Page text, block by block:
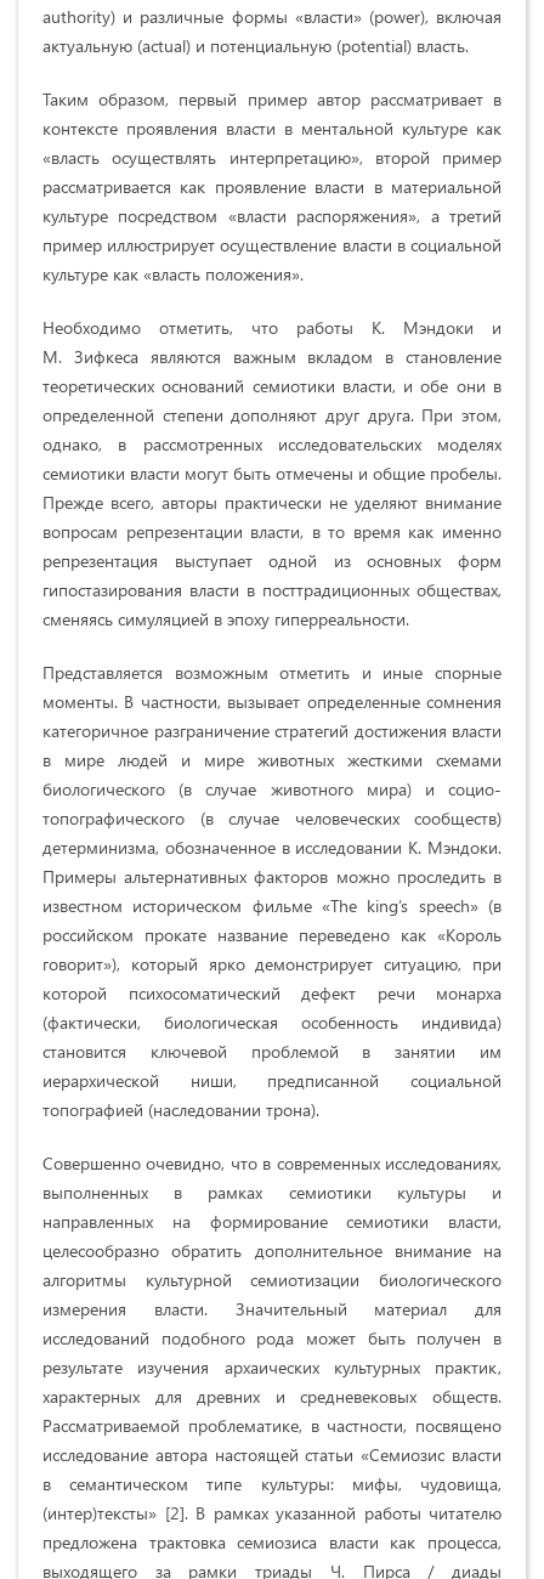
authority) и различные формы «власти» (power), включая
актуальную (actual) и потенциальную (potential) власть.
Таким образом, первый пример автор рассматривает в
контексте проявления власти в ментальной культуре как
«власть осуществлять интерпретацию», второй пример
рассматривается как проявление власти в материальной
культуре посредством «власти распоряжения», а третий
пример иллюстрирует осуществление власти в социальной
культуре как «власть положения».
Необходимо отметить, что работы К. Мэндоки и
М. Зифкеса являются важным вкладом в становление
теоретических оснований семиотики власти, и обе они в
определенной степени дополняют друг друга. При этом,
однако, в рассмотренных исследовательских моделях
семиотики власти могут быть отмечены и общие пробелы.
Прежде всего, авторы практически не уделяют внимание
вопросам репрезентации власти, в то время как именно
репрезентация выступает одной из основных форм
гипостазирования власти в посттрадиционных обществах,
сменяясь симуляцией в эпоху гиперреальности.
Представляется возможным отметить и иные спорные
моменты. В частности, вызывает определенные сомнения
категоричное разграничение стратегий достижения власти
в мире людей и мире животных жесткими схемами
биологического (в случае животного мира) и социо-
топографического (в случае человеческих сообществ)
детерминизма, обозначенное в исследовании К. Мэндоки.
Примеры альтернативных факторов можно проследить в
известном историческом фильме «The king’s speech» (в
российском прокате название переведено как «Король
говорит»), который ярко демонстрирует ситуацию, при
которой психосоматический дефект речи монарха
(фактически, биологическая особенность индивида)
становится ключевой проблемой в занятии им
иерархической ниши, предписанной социальной
топографией (наследовании трона).
Совершенно очевидно, что в современных исследованиях,
выполненных в рамках семиотики культуры и
направленных на формирование семиотики власти,
целесообразно обратить дополнительное внимание на
алгоритмы культурной семиотизации биологического
измерения власти. Значительный материал для
исследований подобного рода может быть получен в
результате изучения архаических культурных практик,
характерных для древних и средневековых обществ.
Рассматриваемой проблематике, в частности, посвящено
исследование автора настоящей статьи «Семиозис власти
в семантическом типе культуры: мифы, чудовища,
(интер)тексты» [2]. В рамках указанной работы читателю
предложена трактовка семиозиса власти как процесса,
выходящего за рамки триады Ч. Пирса / диады